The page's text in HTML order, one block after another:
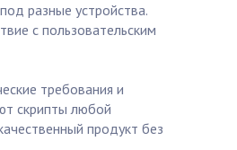
разные устройства.
с пользовательским
требования и
скрипты любой
продукт без